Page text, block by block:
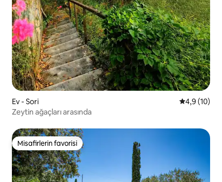
Ev - Sori 5 üzerinden
4,9 (10)
Zeytin ağaçları arasında
Misafirlerin favorisi
Misafirlerin favorisi